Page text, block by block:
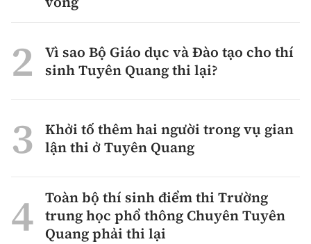
Vì sao Bộ Giáo dục và Đào tạo cho thí
sinh Tuyên Quang thi lại?
Khởi tố thêm hai người trong vụ gian
lận thi ở Tuyên Quang
Toàn bộ thí sinh điểm thi Trường
trung học phổ thông Chuyên Tuyên
Quang phải thi lại